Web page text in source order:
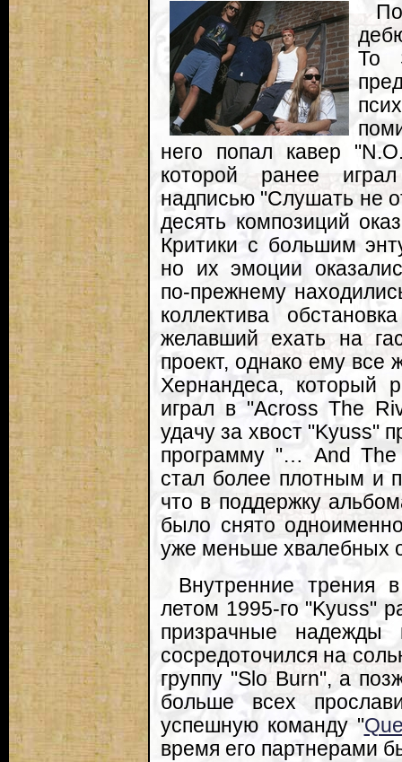
To
него попал кавер
которой ранее
надписью "Слушать не
десять композиций
Критики с большим
но их эмоции
по-прежнему
коллектива
желавший ехать на
проект, однако ему
Хернандеса, который
играл в "Across The
удачу за хвост "Kyuss"
программу "… And The
стал более плотным и
что в поддержку
было снято
уже меньше хвалебных
Внутренние трения
летом 1995-го "Kyuss"
призрачные надежды
сосредоточился на
группу "Slo Burn", а
больше всех
успешную команду "
время его партнерами